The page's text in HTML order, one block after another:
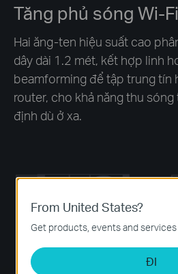
Tăng phủ sóng Wi-Fi
Hai ăng-ten hiệu suất cao
dây dài 1.2 mét, kết hợp linh
beamforming để tập trung tín
router, cho khả năng thu
định dù ở xa.
Bộ chuyển đổi thông
From United States?
Get products, events and services
ĐI